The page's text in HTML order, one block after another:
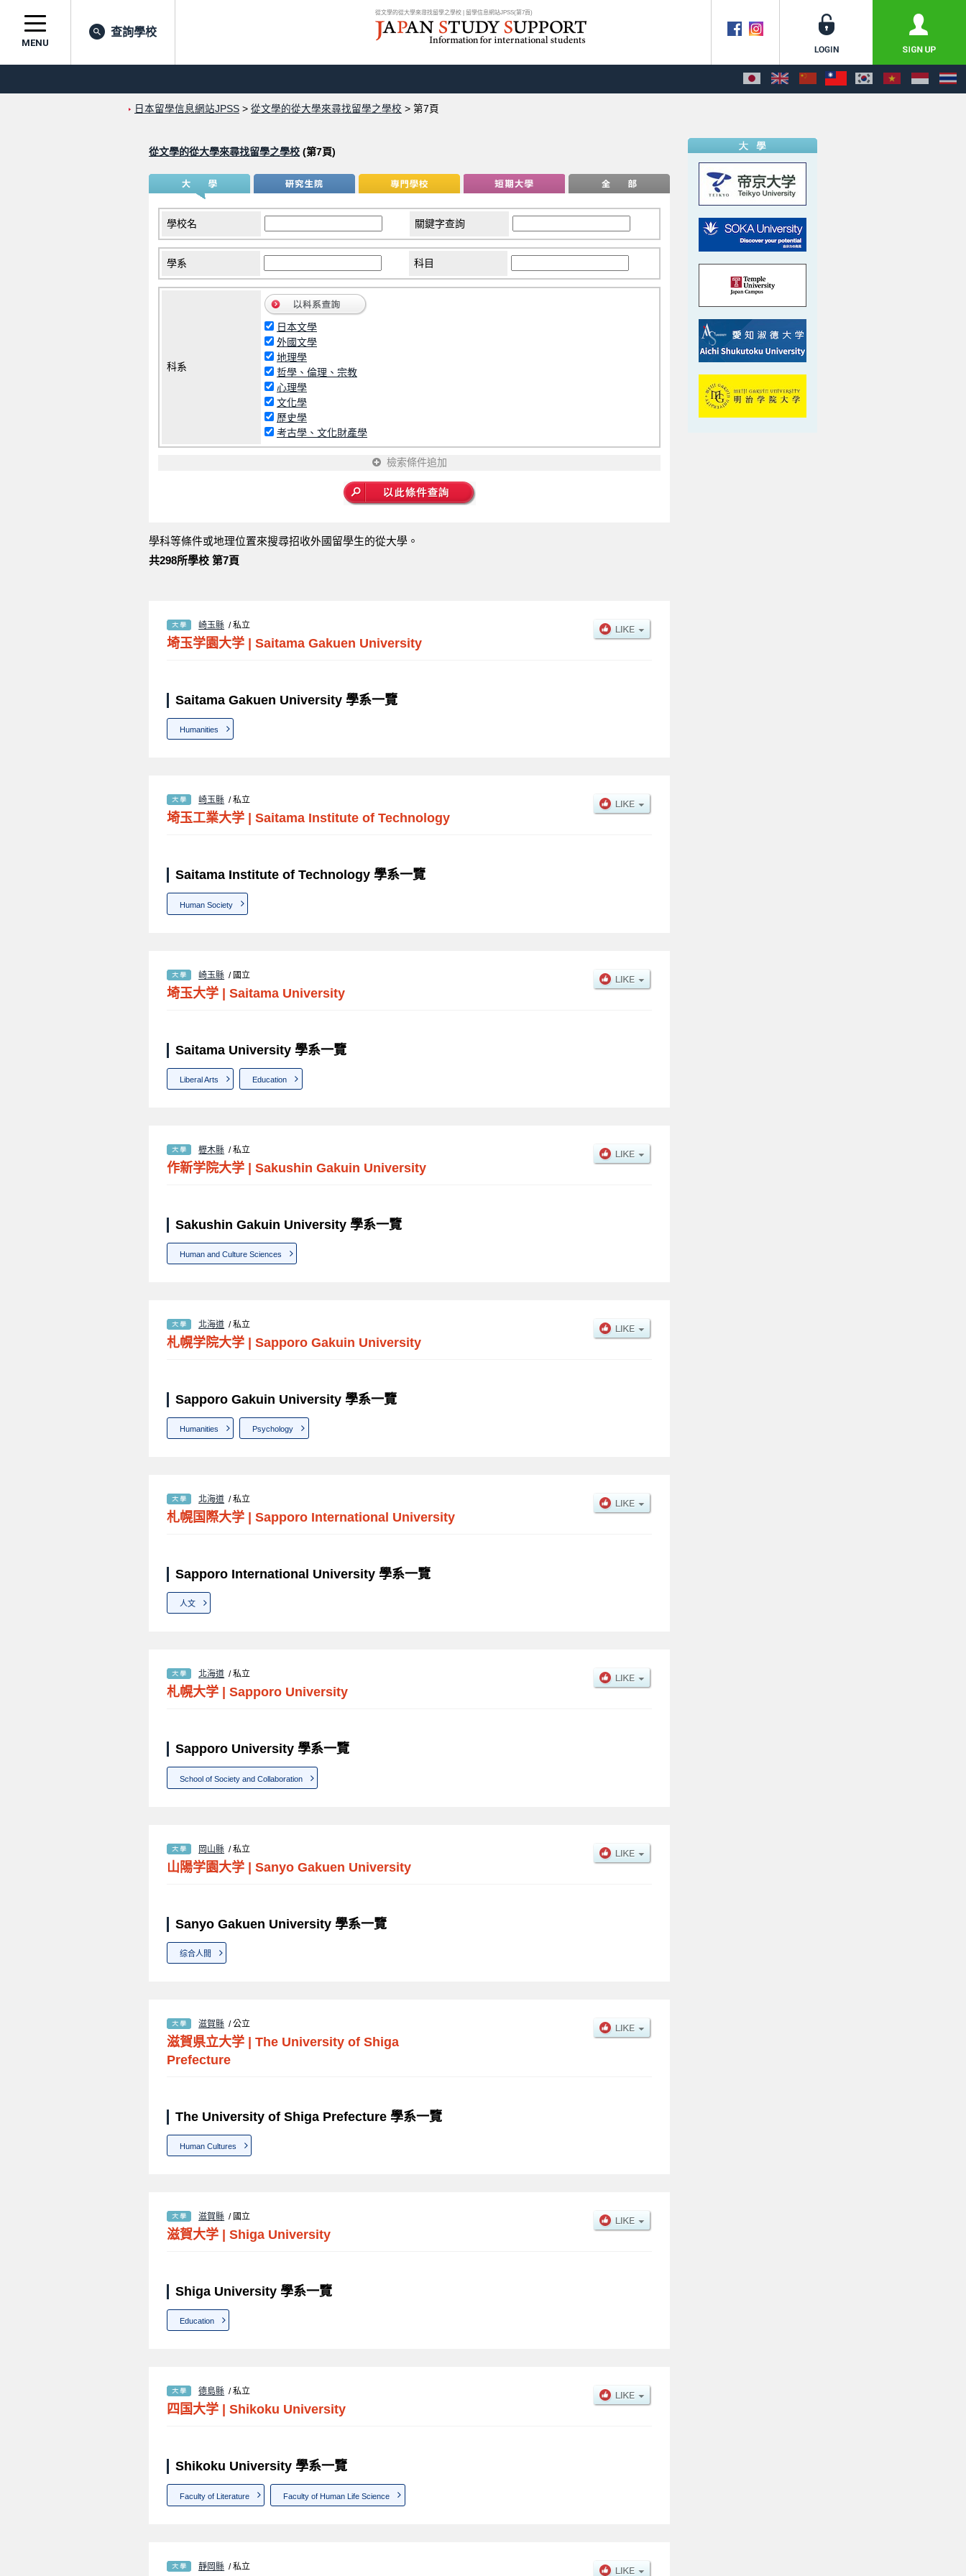
從文學的從大學來尋找留學之學校 | 留學信息網站JPSS(第7頁)
MENU
查詢學校
日本留學信息網站JPSS > 從文學的從大學來尋找留學之學校 > 第7頁
從文學的從大學來尋找留學之學校 (第7頁)
學校名 關鍵字查詢
學系 科目
科系
日本文學
外國文學
地理學
哲學、倫理、宗教
心理學
文化學
歷史學
考古學、文化財產學
檢索條件追加
學科等條件或地理位置來搜尋招收外國留學生的從大學。
共298所學校 第7頁
崎玉縣 / 私立
埼玉学園大学 Saitama Gakuen University
Saitama Gakuen University 學系一覽
Humanities
崎玉縣 / 私立
埼玉工業大学 Saitama Institute of Technology
Saitama Institute of Technology 學系一覽
Human Society
崎玉縣 / 國立
埼玉大学 | Saitama University
Saitama University 學系一覽
Liberal Arts Education
櫪木縣 / 私立
作新学院大学 | Sakushin Gakuin University
Sakushin Gakuin University 學系一覽
Human and Culture Sciences
北海道 / 私立
札幌学院大学 Sapporo Gakuin University
Sapporo Gakuin University 學系一覽
Humanities Psychology
北海道 / 私立
札幌国際大学 Sapporo International University
Sapporo International University 學系一覽
人文
北海道 / 私立
札幌大学 Sapporo University
Sapporo University 學系一覽
School of Society and Collaboration
岡山縣 / 私立
山陽学園大学 | Sanyo Gakuen University
Sanyo Gakuen University 學系一覽
综合人間
滋賀縣 / 公立
滋賀県立大学 | The University of Shiga
Prefecture
The University of Shiga Prefecture 學系一覽
Human Cultures
滋賀縣 / 國立
滋賀大学 Shiga University
Shiga University 學系一覽
Education
德島縣 / 私立
四国大学 Shikoku University
Shikoku University 學系一覽
Faculty of Literature Faculty of Human Life Science
靜岡縣 / 私立